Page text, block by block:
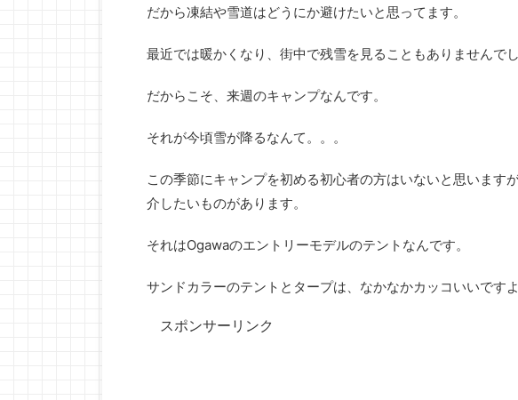
だから凍結や雪道はどうにか避けたいと思ってます。
最近では暖かくなり、街中で残雪を見ることもありませんでし
だからこそ、来週のキャンプなんです。
それが今頃雪が降るなんて。。。
この季節にキャンプを初める初心者の方はいないと思います
介したいものがあります。
それはOgawaのエントリーモデルのテントなんです。
サンドカラーのテントとタープは、なかなかカッコいいですよ
スポンサーリンク